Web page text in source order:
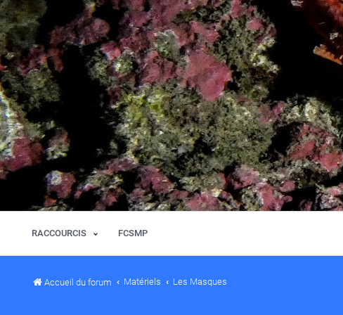
RACCOURCIS FCSMP
Accueil du forum Matériels Les Masques